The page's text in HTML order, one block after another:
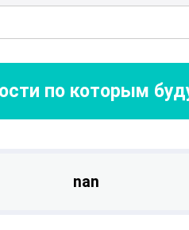
по которым
nan